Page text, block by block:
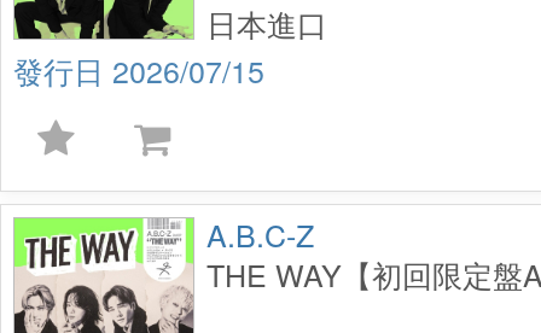
2026/07/15
日本進口
A.B.C-Z
THE WAY【初回限定盤